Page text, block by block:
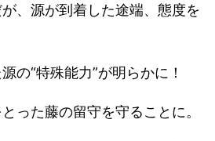
、源が到着した途端、態度を
の“特殊能力”が明らかに！
った藤の留守を守ることに。